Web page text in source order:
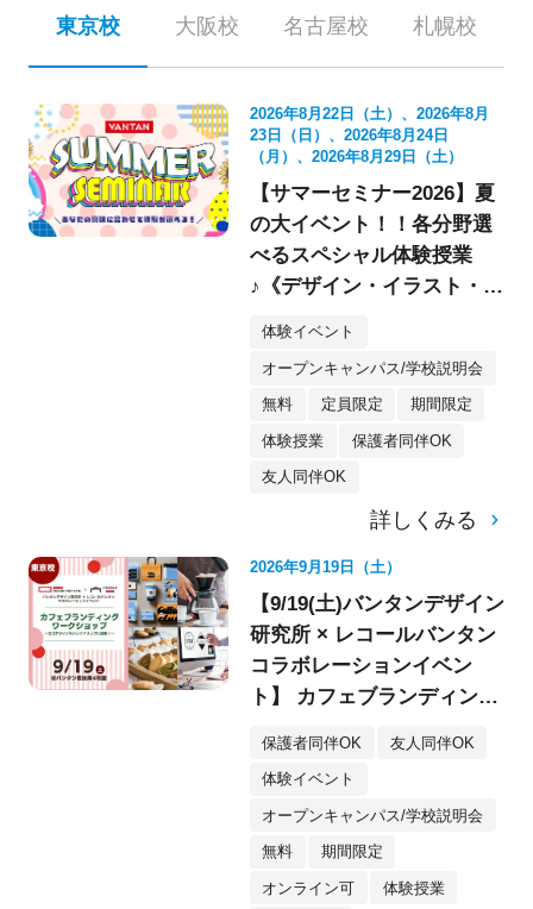
東京校 大阪校 名古屋校 札幌校
2026年8月22日（土）、2026年8月
23日（日）、2026年8月24日
（月）、2026年8月29日（土）
【サマーセミナー2026】夏
の大イベント！！各分野選
べるスペシャル体験授業
♪《デザイン・イラスト・映
体験イベント
オープンキャンパス/学校説明会
無料 定員限定 期間限定
体験授業 保護者同伴OK
友人同伴OK
詳しくみる
2026年9月19日（土）
【9/19(土)バンタンデザイン
研究所 × レコールバンタン
コラボレーションイベン
ト】 カフェブランディング
ン・イラスト〉
保護者同伴OK 友人同伴OK
体験イベント
オープンキャンパス/学校説明会
無料 期間限定
オンライン可 体験授業